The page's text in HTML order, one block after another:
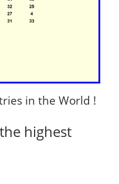
in the World !
highest